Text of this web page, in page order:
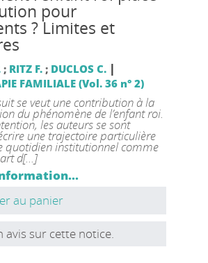
pour
? Limites et
; RITZ F.; DUCLOS C. |
FAMILIALE (Vol. 36 n° 2)
se veut une contribution à la
du phénomène de l’enfant roi.
les auteurs se sont
une trajectoire particulière
quotidien institutionnel comme
d[...]
au panier
avis sur cette notice.